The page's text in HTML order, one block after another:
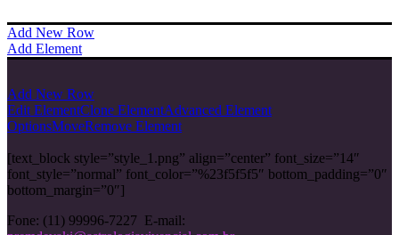
Add New Row
Add Element
Add New Row
Edit ElementClone ElementAdvanced Element
OptionsMoveRemove Element
[text_block style=”style_1.png” align=”center” font_size=”14″
font_style=”normal” font_color=”%23f5f5f5″ bottom_padding=”0″
bottom_margin=”0″]
Fone: (11) 99996-7227 E-mail: